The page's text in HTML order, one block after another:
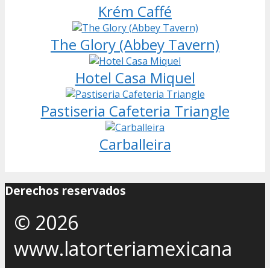
Krém Caffé
The Glory (Abbey Tavern)
Hotel Casa Miquel
Pastiseria Cafeteria Triangle
Carballeira
Derechos reservados
© 2026
www.latorteriamexicana